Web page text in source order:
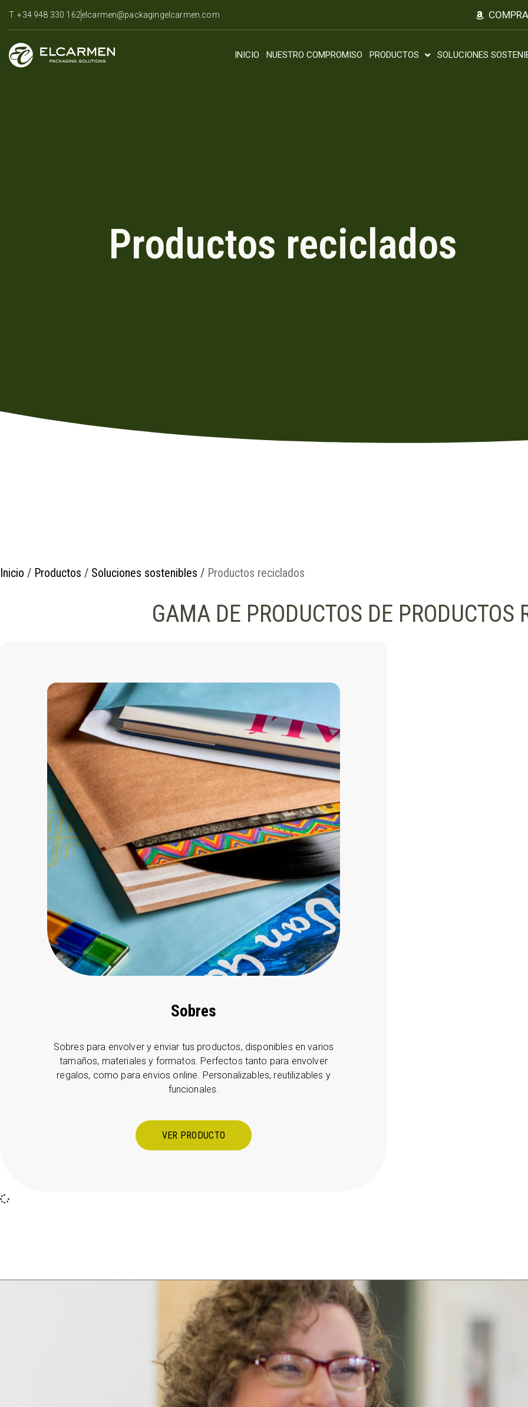
T. +34 948 330 162elcarmen@packagingelcarmen.com
INICIO NUESTRO COMPROMISO PRODUCTOS SOLUCIONES
Productos reciclados
Inicio / Productos / Soluciones sostenibles / Productos reciclados
GAMA DE PRODUCTOS DE PRODUCTOS
Sobres
Sobres para envolver y enviar tus productos, disponibles en varios
tamaños, materiales y formatos. Perfectos tanto para envolver
regalos, como para envios online. Personalizables, reutilizables y
funcionales.
VER PRODUCTO